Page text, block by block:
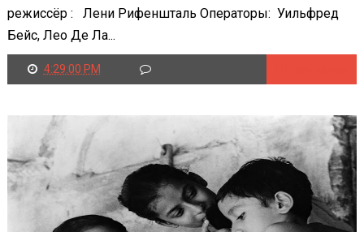
режиссёр : Лени Рифеншталь Операторы: Уильфред
Бейс, Лео Де Ла...
4:29:00 PM